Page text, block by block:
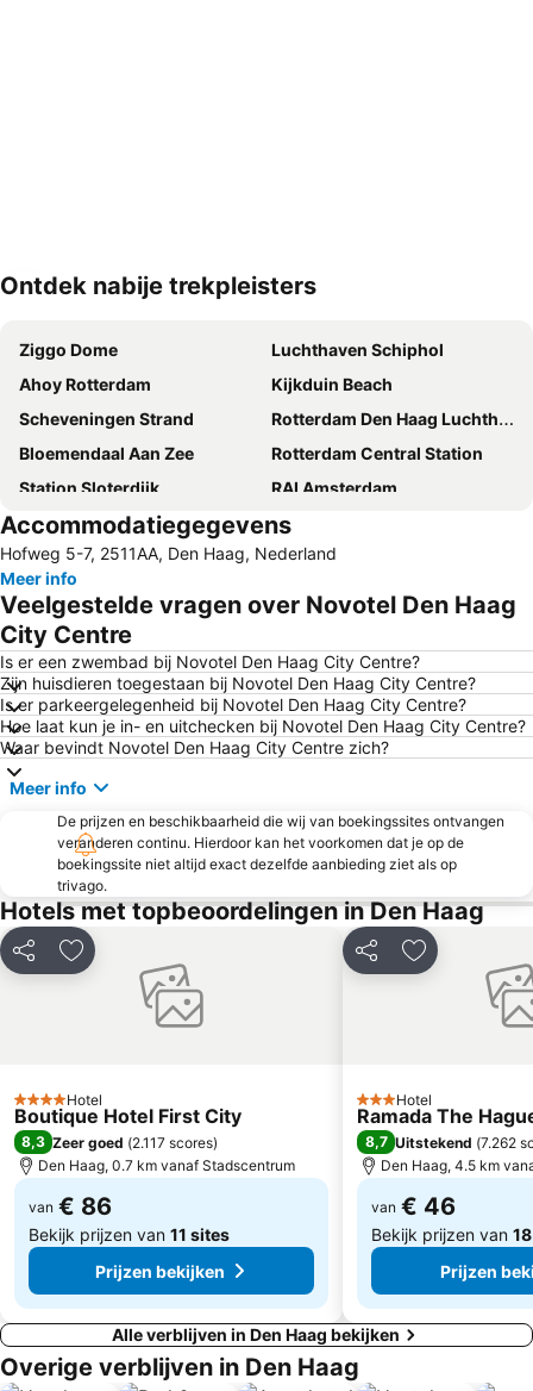
Kaart uitvouwen
Ontdek nabije trekpleisters
Ziggo Dome
Luchthaven Schiphol
Ahoy Rotterdam
Kijkduin Beach
Scheveningen Strand
Rotterdam Den Haag Luchthaven
Bloemendaal Aan Zee
Rotterdam Central Station
Station Sloterdijk
RAI Amsterdam
Erasmus Bridge
Zandvoort Beach
Den Haag Centraal railway station
Keukenhof
De Kuip
Olympic Stadium Amsterdam
Luchthaven Schiphol
AFAS Circustheater
Badstrand Noordwijk
Diergaarde Blijdorp
Circuit Park Zandvoort
Scheveningen
Duinrell
Oud-Zuid
Strand Monster
Vondelpark
Museumplein
's-Gravenzande strand
Hoogvliet
TheaterHangaar
Osdorp
Brouwersdam
Kijkduin
Nieuw-West
Drievliet
Kralingen-Crooswijk
Amsterdamse Bos Park
Museumkwartier
Vermeer Centrum Delft
Hoofddorp centrum
World Forum Convention Centre
Zuid Metro Station
Speeltu in Linnaeushof
Accommodatiegegevens
Hofweg 5-7, 2511AA, Den Haag, Nederland
Meer info
Veelgestelde vragen over Novotel Den Haag
City Centre
Is er een zwembad bij Novotel Den Haag City Centre?
Zijn huisdieren toegestaan bij Novotel Den Haag City Centre?
Is er parkeergelegenheid bij Novotel Den Haag City Centre?
Hoe laat kun je in- en uitchecken bij Novotel Den Haag City Centre?
Waar bevindt Novotel Den Haag City Centre zich?
Meer info
De prijzen en beschikbaarheid die wij van boekingssites ontvangen
veranderen continu. Hierdoor kan het voorkomen dat je op de
boekingssite niet altijd exact dezelfde aanbieding ziet als op
trivago.
Hotels met topbeoordelingen in Den Haag
Delen Toevoegen aan favorieten
4 SterrenHotel
Boutique Hotel First City
8,3 Zeer goed (2.117 scores)
Den Haag, 0.7 km vanaf Stadscentrum
van € 86
Bekijk prijzen van 11 sites
Prijzen bekijken
Delen Toevoegen
3 Sterren
Hotel
Ramada The
8,7 Uitstekend (7.262
Den Haag, 4.5 km
van € 46
Bekijk prijzen van
Prijzen
Alle verblijven in Den Haag bekijken
Overige verblijven in Den Haag